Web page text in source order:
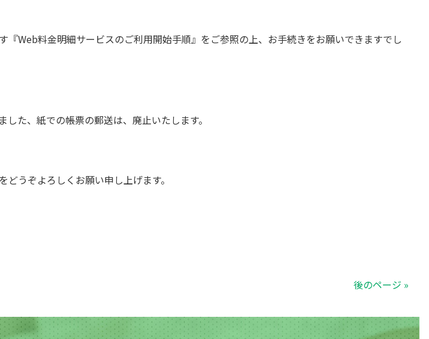
『Web料金明細サービスのご利用開始手順』をご参照の上、お手続きをお願いできますでし
た、紙での帳票の郵送は、廃止いたします。
うぞよろしくお願い申し上げます。
後のページ »